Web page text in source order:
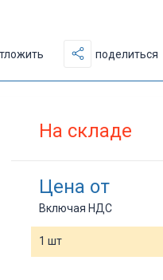
поделиться
На складе
Цена от
Включая НДС
1 шт